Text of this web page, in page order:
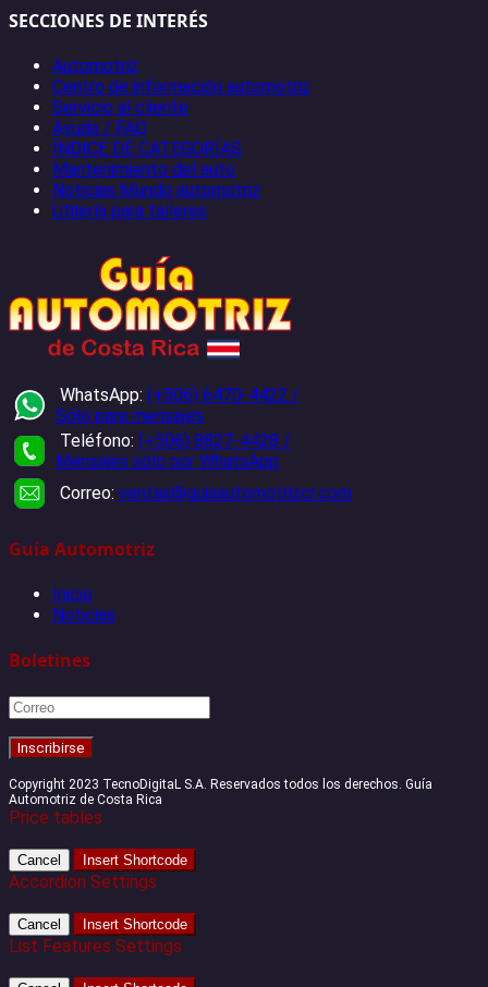
SECCIONES DE INTERÉS
Automotriz
Centro de información automotriz
Servicio al cliente
Ayuda / FAQ
ÍNDICE DE CATEGORÍAS
Mantenimiento del auto
Noticias Mundo automotriz
Utilería para talleres
WhatsApp: (+506) 6470-4422 /
Sólo para mensajes
Teléfono: (+506) 8827-4428 /
Mensajes sólo por WhatsApp
Correo: ventas@guiaautomotrizcr.com
Guía Automotriz
Inicio
Noticias
Boletines
Copyright 2023 TecnoDigitaL S.A. Reservados todos los derechos. Guía
Automotriz de Costa Rica
Price tables
Cancel Insert Shortcode
Accordion Settings
Cancel Insert Shortcode
List Features Settings